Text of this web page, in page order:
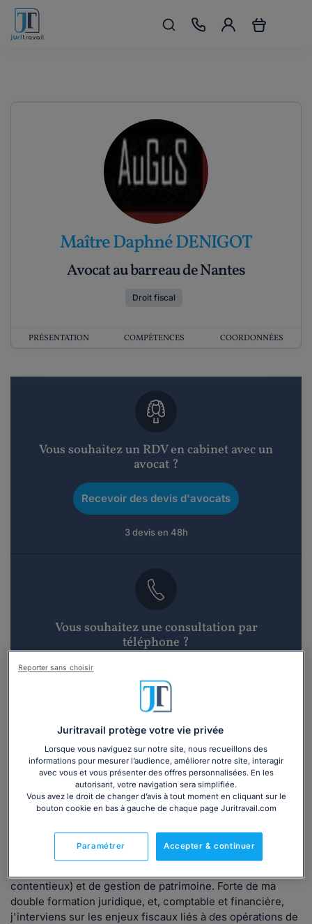
Maître Daphné DENIGOT
Avocat au barreau de Nantes
Droit fiscal
PRÉSENTATION COMPÉTENCES COORDONNÉES
Vous souhaitez un RDV en cabinet avec un
avocat ?
Recevoir des devis d'avocats
3 devis en 48h
Vous souhaitez une consultation par
téléphone ?
Consulter immédiatement
01 75 75 42 33
vendredi)
Vous êtes avocat ?
Présentation
J'assiste mes clients en matière de fiscalité nationale et
contentieux) et de gestion de patrimoine. Forte de ma
double formation juridique, et, comptable et financière,
j'interviens sur les enjeux fiscaux liés à des opérations de
Juritravail protège votre vie privée
Lorsque vous naviguez sur notre site, nous recueillons des
informations pour mesurer l’audience, améliorer notre site, interagir
avec vous et vous présenter des offres personnalisées. En les
autorisant, votre navigation sera simplifiée.
Vous avez le droit de changer d’avis à tout moment en cliquant sur le
bouton cookie en bas à gauche de chaque page Juritravail.com
Accepter & continuer
Paramétrer
Reporter sans choisir